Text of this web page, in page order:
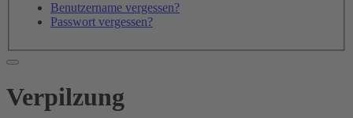
Benutzername vergessen?
Passwort vergessen?
Verpilzung